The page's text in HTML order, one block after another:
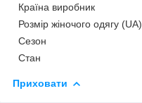
Країна виробник
Розмір жіночого одягу (UA)
Сезон
Стан
Приховати